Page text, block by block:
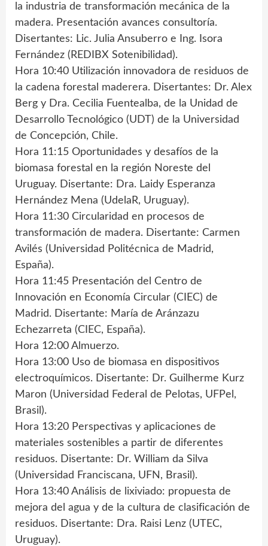
la industria de transformación mecánica de la
madera. Presentación avances consultoría.
Disertantes: Lic. Julia Ansuberro e Ing. Isora
Fernández (REDIBX Sotenibilidad).
Hora 10:40 Utilización innovadora de residuos de
la cadena forestal maderera. Disertantes: Dr. Alex
Berg y Dra. Cecilia Fuentealba, de la Unidad de
Desarrollo Tecnológico (UDT) de la Universidad
de Concepción, Chile.
Hora 11:15 Oportunidades y desafíos de la
biomasa forestal en la región Noreste del
Uruguay. Disertante: Dra. Laidy Esperanza
Hernández Mena (UdelaR, Uruguay).
Hora 11:30 Circularidad en procesos de
transformación de madera. Disertante: Carmen
Avilés (Universidad Politécnica de Madrid,
España).
Hora 11:45 Presentación del Centro de
Innovación en Economía Circular (CIEC) de
Madrid. Disertante: María de Aránzazu
Echezarreta (CIEC, España).
Hora 12:00 Almuerzo.
Hora 13:00 Uso de biomasa en dispositivos
electroquímicos. Disertante: Dr. Guilherme Kurz
Maron (Universidad Federal de Pelotas, UFPel,
Brasil).
Hora 13:20 Perspectivas y aplicaciones de
materiales sostenibles a partir de diferentes
residuos. Disertante: Dr. William da Silva
(Universidad Franciscana, UFN, Brasil).
Hora 13:40 Análisis de lixiviado: propuesta de
mejora del agua y de la cultura de clasificación de
residuos. Disertante: Dra. Raisi Lenz (UTEC,
Uruguay).